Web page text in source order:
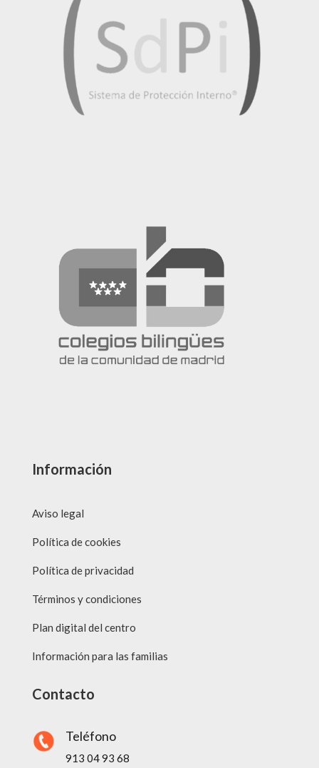
Información
Aviso legal
Política de cookies
Política de privacidad
Términos y condiciones
Plan digital del centro
Información para las familias
Contacto
Teléfono
913 04 93 68